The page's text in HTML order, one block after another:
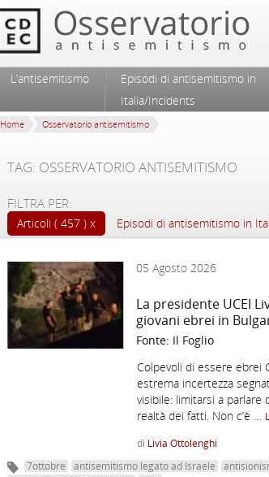
Menu principale
Vai al contenuto principale
Vai al contenuto secondario
L’antisemitismo
Episodi di antisemitismo in
Italia/Incidents
Home Osservatorio antisemitismo
TAG: OSSERVATORIO ANTISEMITISMO
FILTRA PER:
Articoli ( 457 ) Episodi di antisemitismo in
05 Agosto 2026
La presidente UCEI
giovani ebrei in
Fonte: Il Foglio
Colpevoli di essere ebrei
estrema incertezza
visibile: limitarsi a parlare
realtà dei fatti. Non c’è …
di Livia Ottolenghi
7ottobre antisemitismo legato ad Israele